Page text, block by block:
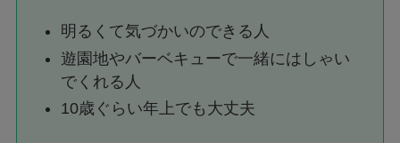
明るくて気づかいのできる人
遊園地やバーベキューで一緒にはしゃい
でくれる人
10歳ぐらい年上でも大丈夫